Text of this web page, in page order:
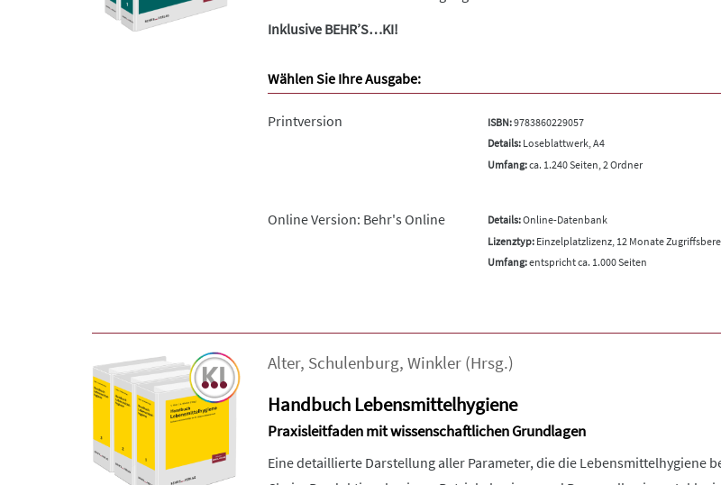
Inklusive BEHR’S…KI!
Wählen Sie Ihre Ausgabe:
Printversion ISBN:9783860229057
Details:Loseblattwerk, A4
Umfang:ca. 1.240 Seiten, 2 Ordner
Online Version: Behr's Online Details:Online-Datenbank
Lizenztyp:Einzelplatzlizenz, 12 Monate
Umfang:entspricht ca. 1.000 Seiten
Alter, Schulenburg, Winkler (Hrsg.)
Handbuch Lebensmittelhygiene
Praxisleitfaden mit wissenschaftlichen Grundlagen
Eine detaillierte Darstellung aller Parameter, die die Lebensmittelhygiene